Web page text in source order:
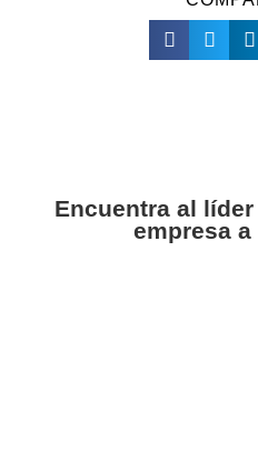
Encuentra al
empresa